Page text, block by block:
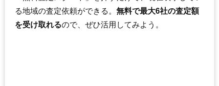
る地域の査定依頼ができる。 無料で最大6社の査定額
を受け取れるので、ぜひ活用してみよう。